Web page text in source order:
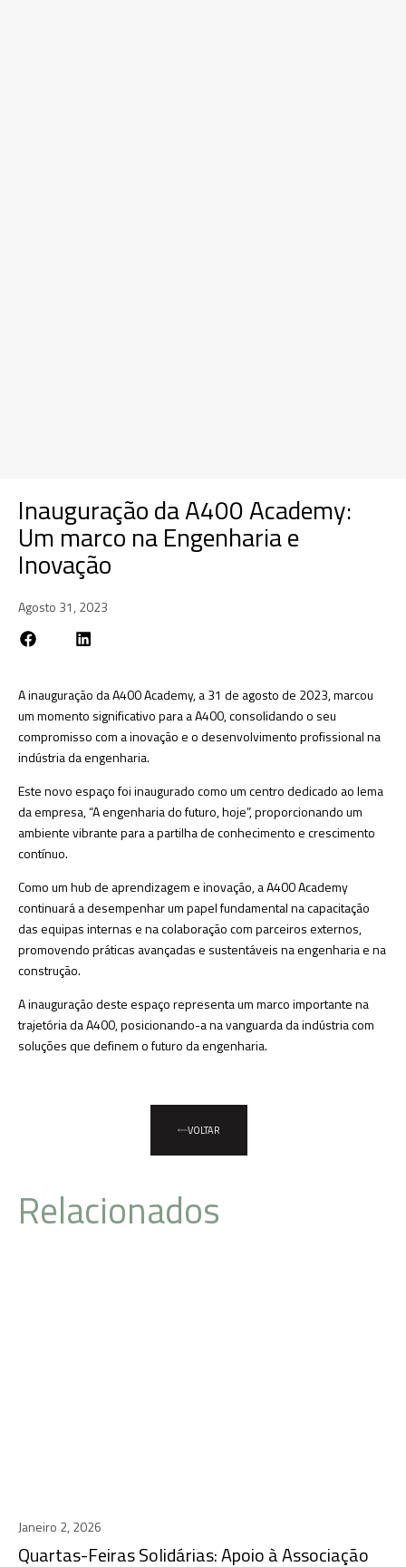
Inauguração da A400 Academy:
Um marco na Engenharia e
Inovação
Agosto 31, 2023
A inauguração da A400 Academy, a 31 de agosto de 2023, marcou
um momento significativo para a A400, consolidando o seu
compromisso com a inovação e o desenvolvimento profissional na
indústria da engenharia.
Este novo espaço foi inaugurado como um centro dedicado ao lema
da empresa, “A engenharia do futuro, hoje”, proporcionando um
ambiente vibrante para a partilha de conhecimento e crescimento
contínuo.
Como um hub de aprendizagem e inovação, a A400 Academy
continuará a desempenhar um papel fundamental na capacitação
das equipas internas e na colaboração com parceiros externos,
promovendo práticas avançadas e sustentáveis na engenharia e na
construção.
A inauguração deste espaço representa um marco importante na
trajetória da A400, posicionando-a na vanguarda da indústria com
soluções que definem o futuro da engenharia.
VOLTAR
Relacionados
Janeiro 2, 2026
Quartas-Feiras Solidárias: Apoio à Associação